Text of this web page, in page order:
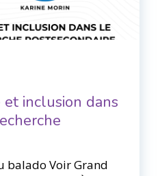
et inclusion dans
balado Voir Grand